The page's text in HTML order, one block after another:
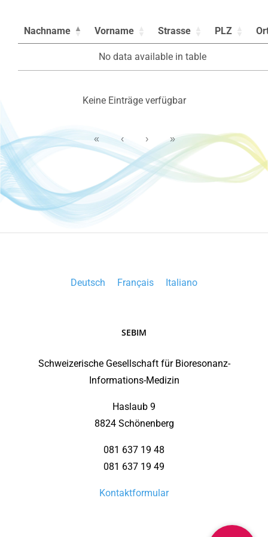
Nachname Vorname Strasse PLZ
No data available in table
Keine Einträge verfügbar
« ‹ › »
Deutsch Français Italiano
SEBIM
Schweizerische Gesellschaft für Bioresonanz-
Informations-Medizin
Haslaub 9
8824 Schönenberg
081 637 19 48
081 637 19 49
Kontaktformular